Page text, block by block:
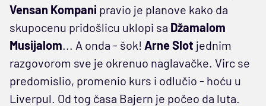
Vensan Kompani pravio je planove kako da
skupocenu pridošlicu uklopi sa Džamalom
Musijalom... A onda - šok! Arne Slot jednim
razgovorom sve je okrenuo naglavačke. Virc se
predomislio, promenio kurs i odlučio - hoću u
Liverpul. Od tog časa Bajern je počeo da luta.